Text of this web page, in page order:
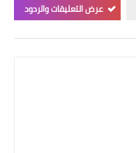
عرض التعليقات والردود